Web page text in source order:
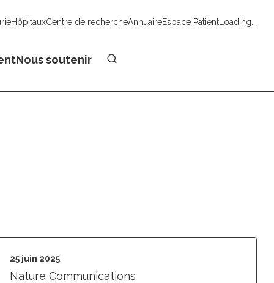
HôpitauxCentre de rechercheAnnuaireEspace PatientLoading...
Nous soutenir
25 juin 2025
Nature Communications